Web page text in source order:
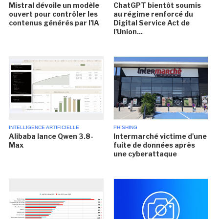
Mistral dévoile un modèle
ouvert pour contrôler les
contenus générés par l'IA
ChatGPT bientôt soumis
au régime renforcé du
Digital Service Act de
l'Union...
INTELLIGENCE ARTIFICIELLE
Alibaba lance Qwen 3.8-
Max
PHISHING
Intermarché victime d'une
fuite de données après
une cyberattaque